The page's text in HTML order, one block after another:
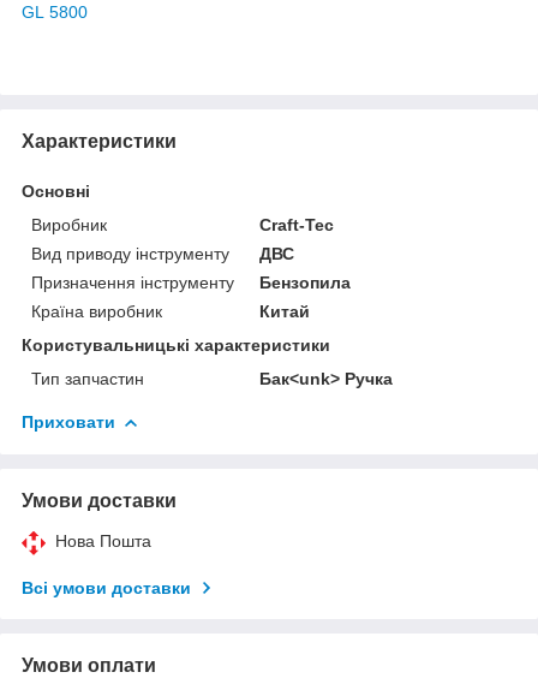
GL 5800
Характеристики
Основні
Виробник
Craft-Tec
Вид приводу інструменту
ДВС
Призначення інструменту
Бензопила
Країна виробник
Китай
Користувальницькі характеристики
Тип запчастин
Бак<unk> Ручка
Приховати
Умови доставки
Нова Пошта
Всі умови доставки
Умови оплати